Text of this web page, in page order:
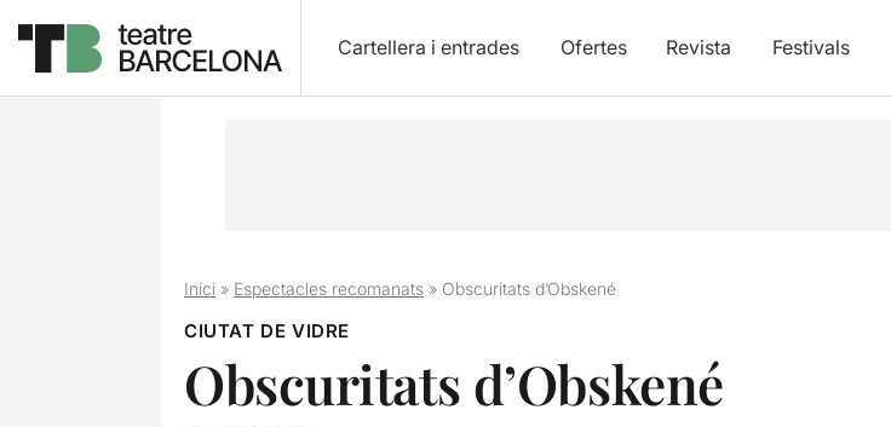
Cartellera i entrades Ofertes Revista Festivals
Inici» Espectacles recomanats» Obscuritats d’Obskené
CIUTAT DE VIDRE
Obscuritats d’Obskené